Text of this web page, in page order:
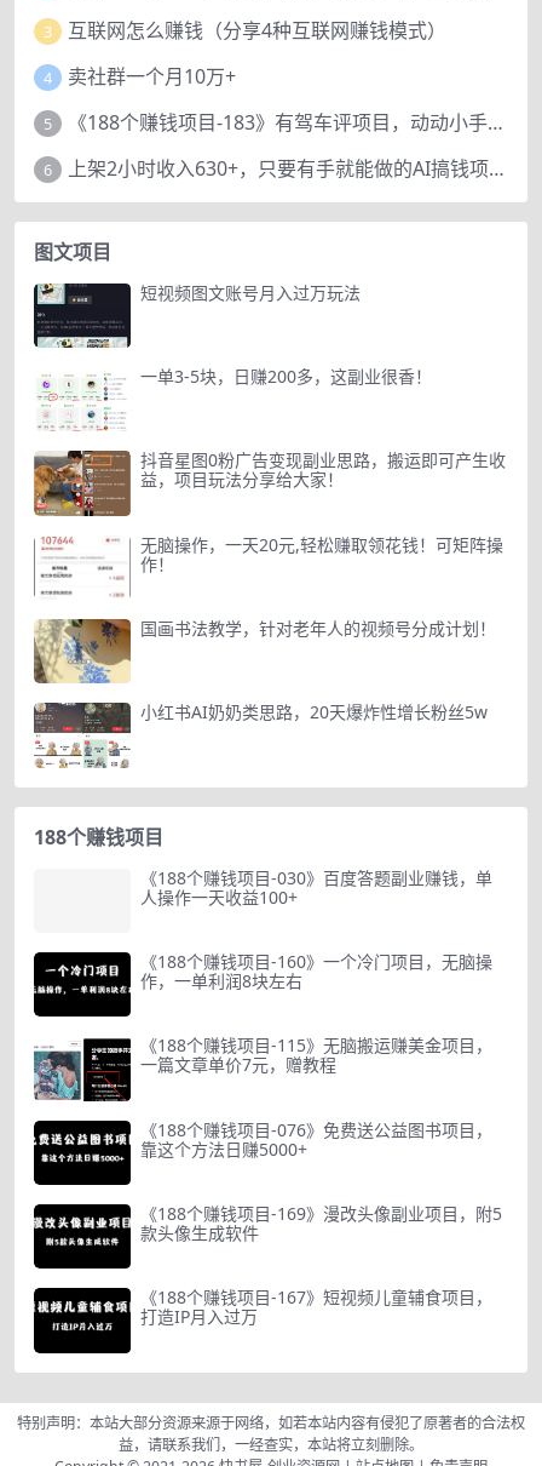
3 互联网怎么赚钱（分享4种互联网赚钱模式）
4 卖社群一个月10万+
5 《188个赚钱项目-183》有驾车评项目，动动小手，复制粘贴赚44元！
6 上架2小时收入630+，只要有手就能做的AI搞钱项目，奶奶看完都能学会!
图文项目
短视频图文账号月入过万玩法
一单3-5块，日赚200多，这副业很香！
抖音星图0粉广告变现副业思路，搬运即可产生收
益，项目玩法分享给大家！
无脑操作，一天20元,轻松赚取领花钱！可矩阵操
作！
国画书法教学，针对老年人的视频号分成计划！
小红书AI奶奶类思路，20天爆炸性增长粉丝5w
188个赚钱项目
《188个赚钱项目-030》百度答题副业赚钱，单
人操作一天收益100+
《188个赚钱项目-160》一个冷门项目，无脑操
作，一单利润8块左右
《188个赚钱项目-115》无脑搬运赚美金项目，
一篇文章单价7元，赠教程
《188个赚钱项目-076》免费送公益图书项目，
靠这个方法日赚5000+
《188个赚钱项目-169》漫改头像副业项目，附5
款头像生成软件
《188个赚钱项目-167》短视频儿童辅食项目，
打造IP月入过万
特别声明：本站大部分资源来源于网络，如若本站内容有侵犯了原著者的合法权
益，请联系我们，一经查实，本站将立刻删除。